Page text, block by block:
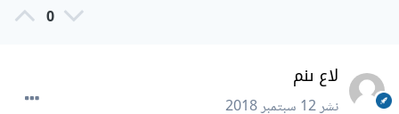
0
لاع ىنم
نشر12 سبتمبر 2018